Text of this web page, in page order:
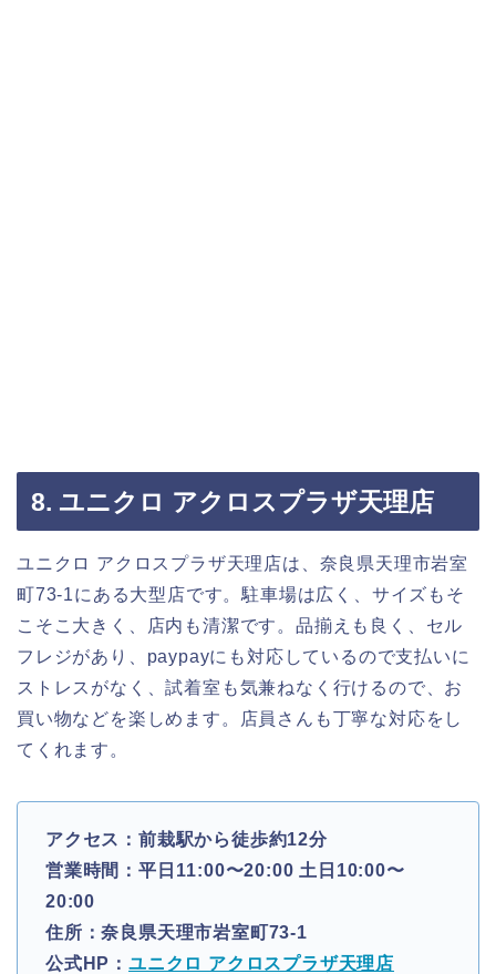
8. ユニクロ アクロスプラザ天理店
ユニクロ アクロスプラザ天理店は、奈良県天理市岩室
町73-1にある大型店です。駐車場は広く、サイズもそ
こそこ大きく、店内も清潔です。品揃えも良く、セル
フレジがあり、paypayにも対応しているので支払いに
ストレスがなく、試着室も気兼ねなく行けるので、お
買い物などを楽しめます。店員さんも丁寧な対応をし
てくれます。
アクセス：前栽駅から徒歩約12分
営業時間：平日11:00〜20:00 土日10:00〜
20:00
住所：奈良県天理市岩室町73-1
公式HP： ユニクロ アクロスプラザ天理店